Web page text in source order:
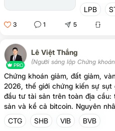
phát triển
tài khóa,
phát và
mục tiêu
LPB
3 1 5
PRO
Lê Việt Thắng
(Người sáng lập Chứng
Chứng khoán giảm, đất giảm,
2026, thế giới chứng kiến sự
đầu tư tài sản trên toàn địa
sản và kể cả bitcoin. Nguyên
những chính sách thuế quan mà
bộ quốc gia khác. Tiếp theo đó,
CTG SHB VIB BVB